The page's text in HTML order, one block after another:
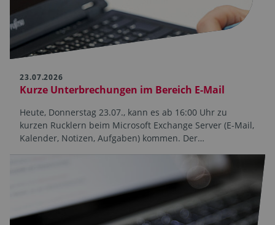
23.07.2026
Kurze Unterbrechungen im Bereich E-Mail
Heute, Donnerstag 23.07., kann es ab 16:00 Uhr zu
kurzen Rucklern beim Microsoft Exchange Server (E-Mail,
Kalender, Notizen, Aufgaben) kommen. Der…